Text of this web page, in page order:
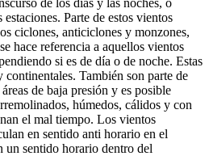
Parte de estos vientos
ciclones, anticiclones y monzones,
hace referencia a aquellos vientos
si es de día o de noche. Estas
continentales. También son parte de
de baja presión y es posible
húmedos, cálidos y con
el mal tiempo. Los vientos
en sentido anti horario en el
sentido horario dentro del